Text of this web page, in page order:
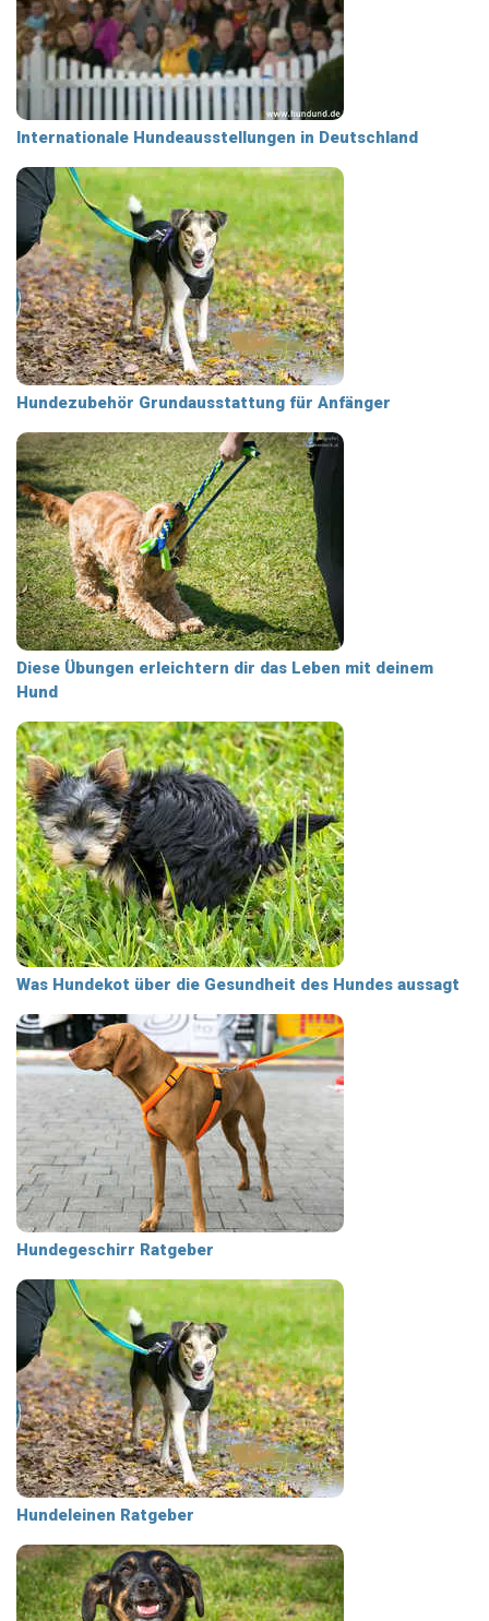
Internationale Hundeausstellungen in Deutschland
Hundezubehör Grundausstattung für Anfänger
Diese Übungen erleichtern dir das Leben mit deinem
Hund
Was Hundekot über die Gesundheit des Hundes aussagt
Hundegeschirr Ratgeber
Hundeleinen Ratgeber